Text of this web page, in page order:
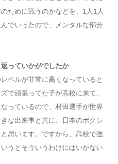
ために戦うのかなどを、1人1人
でいったので、メンタルな部分
っていかがでしたか
ベルが非常に高くなっていると
で頑張ってた子が高校に来て、
っているので、村田選手が世界
な出来事と共に、日本のボクシ
思います。ですから、高校で強
うとそういうわけにはいかない